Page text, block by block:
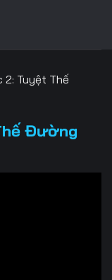
2: Tuyệt Thế
Đường